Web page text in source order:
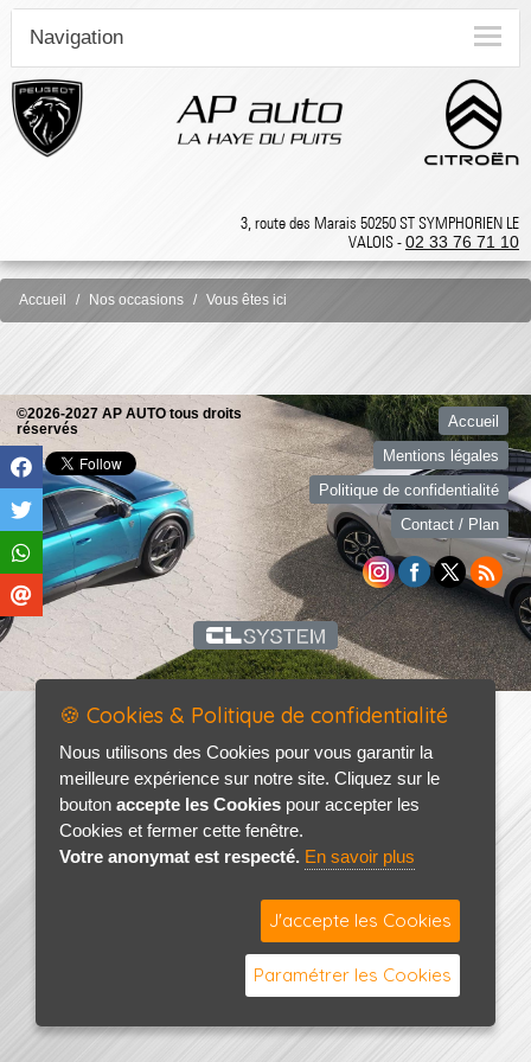
Navigation
3, route des Marais 50250 ST SYMPHORIEN LE
VALOIS -02 33 76 71 10
Accueil Nos occasions Vous êtes ici
©2026-2027 AP AUTO tous droits
réservés
Accueil
Mentions légales
Politique de confidentialité
Contact / Plan
🍪 Cookies & Politique de confidentialité
Nous utilisons des Cookies pour vous garantir la
meilleure expérience sur notre site. Cliquez sur le
bouton accepte les Cookies pour accepter les
Cookies et fermer cette fenêtre.
Votre anonymat est respecté. En savoir plus
J'accepte les Cookies
Paramétrer les Cookies